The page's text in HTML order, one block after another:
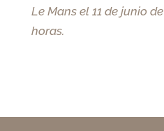
Le Mans el 11 de junio
horas.